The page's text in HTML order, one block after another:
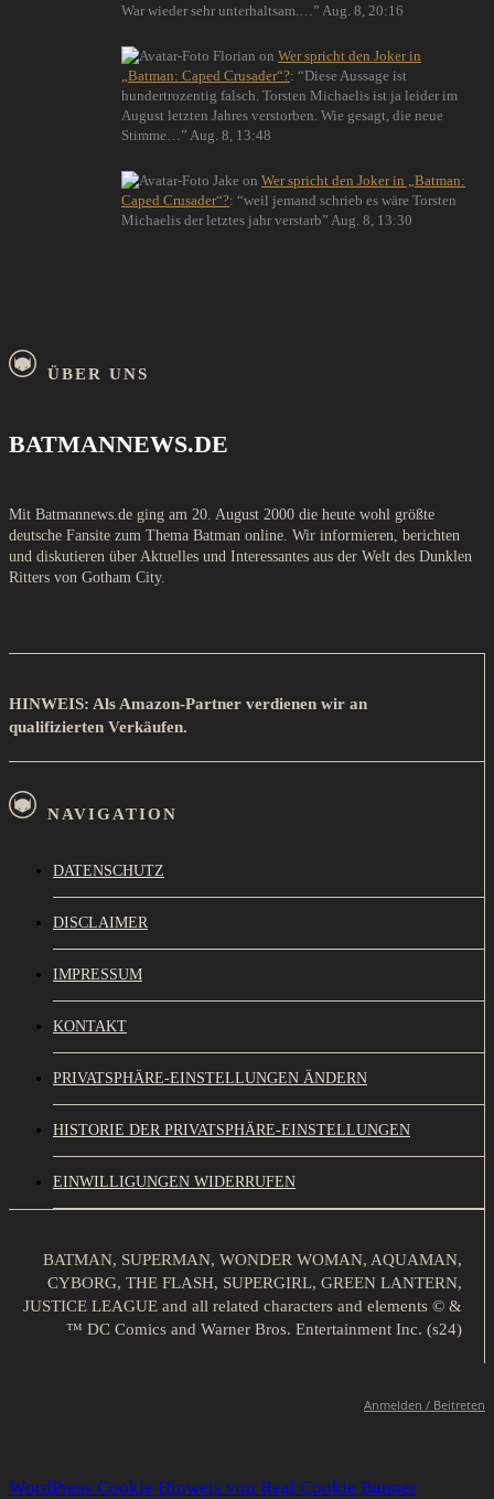
War wieder sehr unterhaltsam.… ” Aug. 8, 20:16
Florian on Wer spricht den Joker in
„Batman: Caped Crusader“?: “Diese Aussage ist
hundertrozentig falsch. Torsten Michaelis ist ja leider im
August letzten Jahres verstorben. Wie gesagt, die neue
Stimme… ” Aug. 8, 13:48
Jake on Wer spricht den Joker in „Batman:
Caped Crusader“?: “weil jemand schrieb es wäre Torsten
Michaelis der letztes jahr verstarb” Aug. 8, 13:30
ÜBER UNS
BATMANNEWS.DE
Mit Batmannews.de ging am 20. August 2000 die heute wohl größte
deutsche Fansite zum Thema Batman online. Wir informieren, berichten
und diskutieren über Aktuelles und Interessantes aus der Welt des Dunklen
Ritters von Gotham City.
HINWEIS: Als Amazon-Partner verdienen wir an
qualifizierten Verkäufen.
NAVIGATION
DATENSCHUTZ
DISCLAIMER
IMPRESSUM
KONTAKT
PRIVATSPHÄRE-EINSTELLUNGEN ÄNDERN
HISTORIE DER PRIVATSPHÄRE-EINSTELLUNGEN
EINWILLIGUNGEN WIDERRUFEN
BATMAN, SUPERMAN, WONDER WOMAN, AQUAMAN,
CYBORG, THE FLASH, SUPERGIRL, GREEN LANTERN,
JUSTICE LEAGUE and all related characters and elements © &
™ DC Comics and Warner Bros. Entertainment Inc. (s24)
Anmelden / Beitreten
WordPress Cookie Hinweis von Real Cookie Banner